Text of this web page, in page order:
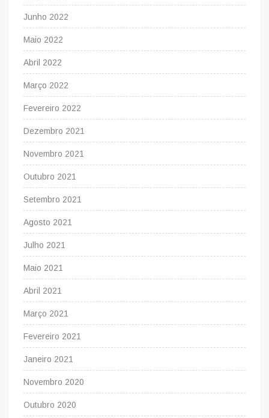
Junho 2022
Maio 2022
Abril 2022
Março 2022
Fevereiro 2022
Dezembro 2021
Novembro 2021
Outubro 2021
Setembro 2021
Agosto 2021
Julho 2021
Maio 2021
Abril 2021
Março 2021
Fevereiro 2021
Janeiro 2021
Novembro 2020
Outubro 2020